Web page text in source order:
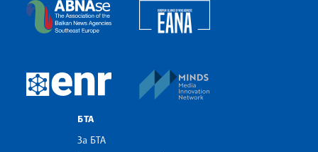
The Assocoation of the Balkan News Agencies
European Newsroom
БТА
За БТА